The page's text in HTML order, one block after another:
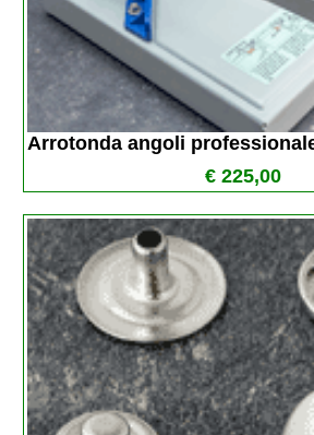
Arrotonda angoli
€ 225,00